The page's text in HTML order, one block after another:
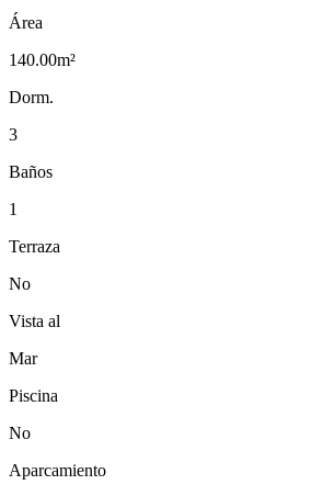
Área
140.00m²
Dorm.
3
Baños
1
Terraza
No
Vista al
Mar
Piscina
No
Aparcamiento